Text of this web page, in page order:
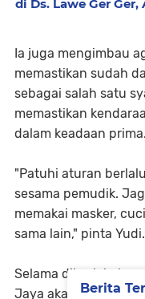
di Ds. Lawe Ger Ger,
Ia juga mengimbau
memastikan sudah
sebagai salah satu
memastikan
dalam keadaan prima.
"Patuhi aturan
sesama pemudik.
memakai masker,
sama lain," pinta Yudi.
Selama
Jaya akan Berita